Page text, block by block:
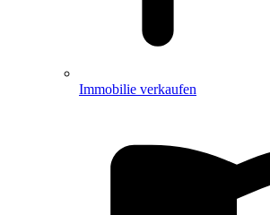
Immobilie verkaufen